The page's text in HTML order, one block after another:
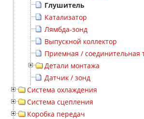
Глушитель
Катализатор
Лямбда-зонд
Выпускной коллектор
Приемная / соединительная
Детали монтажа
Датчик / зонд
Система охлаждения
Система сцепления
Коробка передач